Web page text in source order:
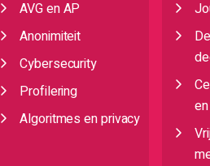
AVG en AP
Anonimiteit
Cybersecurity
Profilering
Algoritmes en privacy